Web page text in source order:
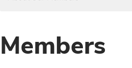
Members